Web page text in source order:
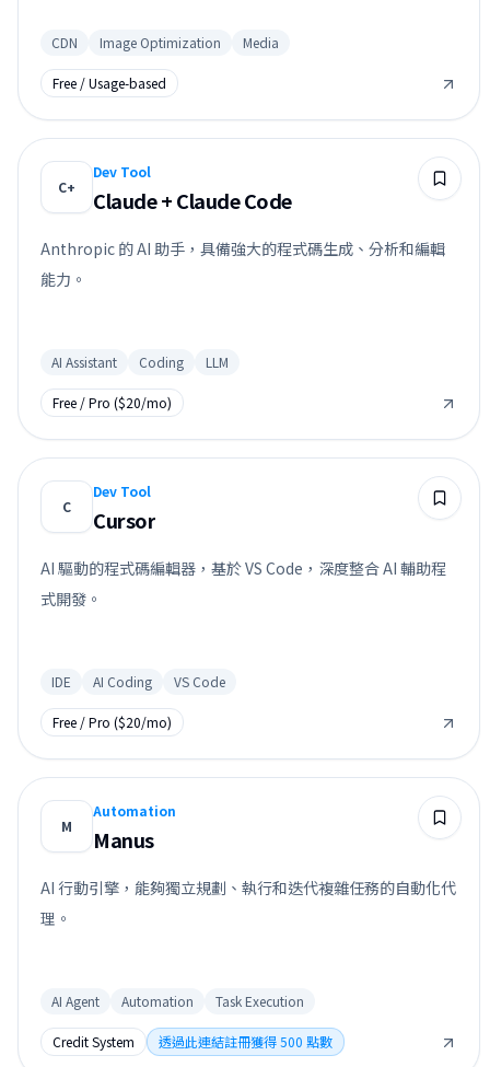
CDN Image Optimization Media
Free / Usage-based
C+
Dev Tool
Claude + Claude Code
Anthropic 的 AI 助手，具備強大的程式碼生成、分析和編輯
能力。
AI Assistant Coding LLM
Free / Pro ($20/mo)
C
Dev Tool
Cursor
AI 驅動的程式碼編輯器，基於 VS Code，深度整合 AI 輔助程
式開發。
IDE AI Coding VS Code
Free / Pro ($20/mo)
M
Automation
Manus
AI 行動引擎，能夠獨立規劃、執行和迭代複雜任務的自動化代
理。
AI Agent Automation Task Execution
Credit System 透過此連結註冊獲得 500 點數